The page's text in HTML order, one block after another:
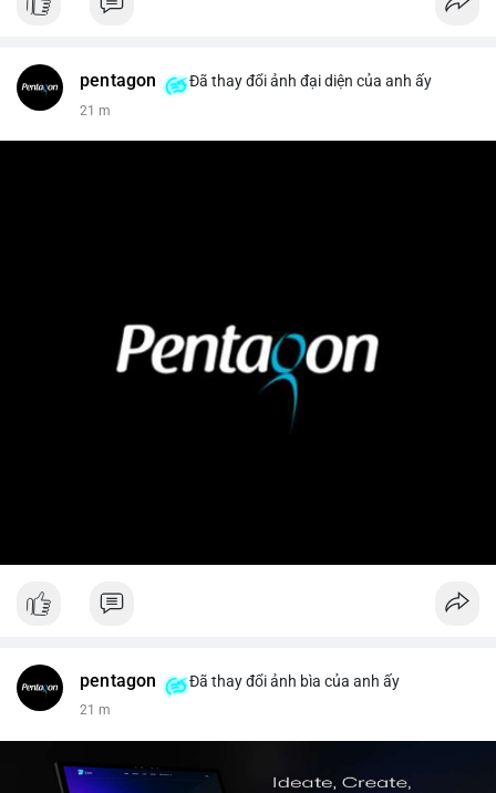
pentagon Đã thay đổi ảnh đại diện của anh ấy
21 m
pentagon Đã thay đổi ảnh bìa của anh ấy
21 m